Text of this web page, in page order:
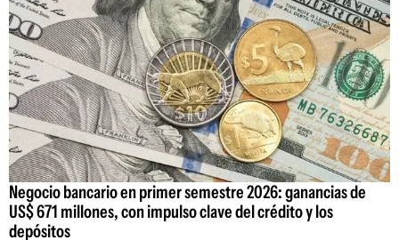
Negocio bancario en primer semestre 2026: ganancias de
US$ 671 millones, con impulso clave del crédito y los
depósitos